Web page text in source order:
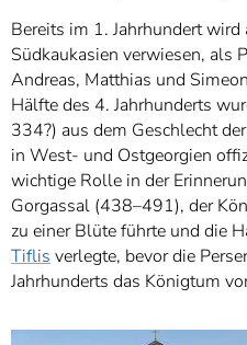
Bereits im 1. Jahrhundert
Südkaukasien verwiesen, als
Andreas, Matthias und
Hälfte des 4. Jahrhunderts
334?) aus dem Geschlecht
in West- und Ostgeorgien
wichtige Rolle in der
Gorgassal (438–491), der
zu einer Blüte führte und die
Tiflis verlegte, bevor die
Jahrhunderts das Königtum